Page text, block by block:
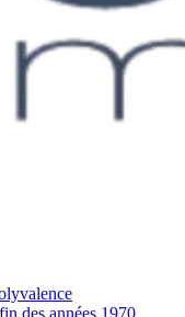
des années 1970